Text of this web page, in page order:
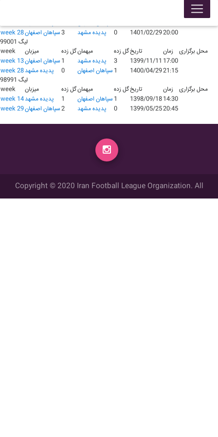
محل برگزاری
week 28سپاهان اصفهان3 پدیده مشهد 0 1401/02/2920:00
لیگ 99001
week
میزبان گل زدهمیهمان گل زدهتاریخ زمان
محل برگزاری
week 13سپاهان اصفهان 1 پدیده مشهد 3 1399/11/11 17:00
week 28پدیده مشهد 0 سپاهان اصفهان 1 1400/04/2921:15
لیگ 98991
week
میزبان گل زدهمیهمان گل زدهتاریخ زمان
محل برگزاری
week 14پدیده مشهد 1 سپاهان اصفهان 1 1398/09/1814:30
week 29سپاهان اصفهان2 پدیده مشهد 0 1399/05/2520:45
Copyright © 2020 Iran Football League Organization. All